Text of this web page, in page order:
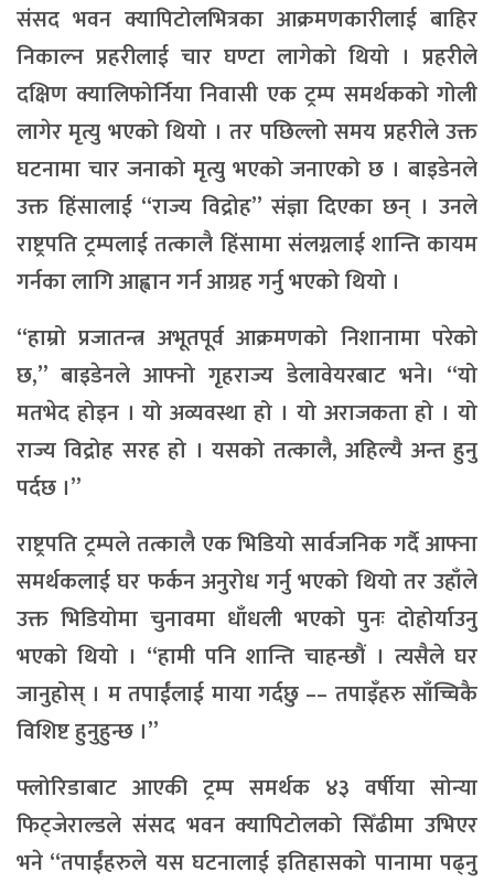
संसद भवन क्यापिटोलभित्रका आक्रमणकारीलाई बाहिर
निकाल्न प्रहरीलाई चार घण्टा लागेको थियो । प्रहरीले
दक्षिण क्यालिफोर्निया निवासी एक ट्रम्प समर्थकको गोली
लागेर मृत्यु भएको थियो । तर पछिल्लो समय प्रहरीले उक्त
घटनामा चार जनाको मृत्यु भएको जनाएको छ । बाइडेनले
उक्त हिंसालाई “राज्य विद्रोह” संज्ञा दिएका छन् । उनले
राष्ट्रपति ट्रम्पलाई तत्कालै हिंसामा संलग्नलाई शान्ति कायम
गर्नका लागि आह्वान गर्न आग्रह गर्नु भएको थियो ।
“हाम्रो प्रजातन्त्र अभूतपूर्व आक्रमणको निशानामा परेको
छ,” बाइडेनले आफ्नो गृहराज्य डेलावेयरबाट भने। “यो
मतभेद होइन । यो अव्यवस्था हो । यो अराजकता हो । यो
राज्य विद्रोह सरह हो । यसको तत्कालै, अहिल्यै अन्त हुनु
पर्दछ ।”
राष्ट्रपति ट्रम्पले तत्कालै एक भिडियो सार्वजनिक गर्दै आफ्ना
समर्थकलाई घर फर्कन अनुरोध गर्नु भएको थियो तर उहाँले
उक्त भिडियोमा चुनावमा धाँधली भएको पुनः दोहोर्याउनु
भएको थियो । “हामी पनि शान्ति चाहन्छौं । त्यसैले घर
जानुहोस् । म तपाईंलाई माया गर्दछु –– तपाइँहरु साँच्चिकै
विशिष्ट हुनुहुन्छ ।”
फ्लोरिडाबाट आएकी ट्रम्प समर्थक ४३ वर्षीया सोन्या
फिट्जेराल्डले संसद भवन क्यापिटोलको सिँढीमा उभिएर
भने “तपाईंहरुले यस घटनालाई इतिहासको पानामा पढ्नु